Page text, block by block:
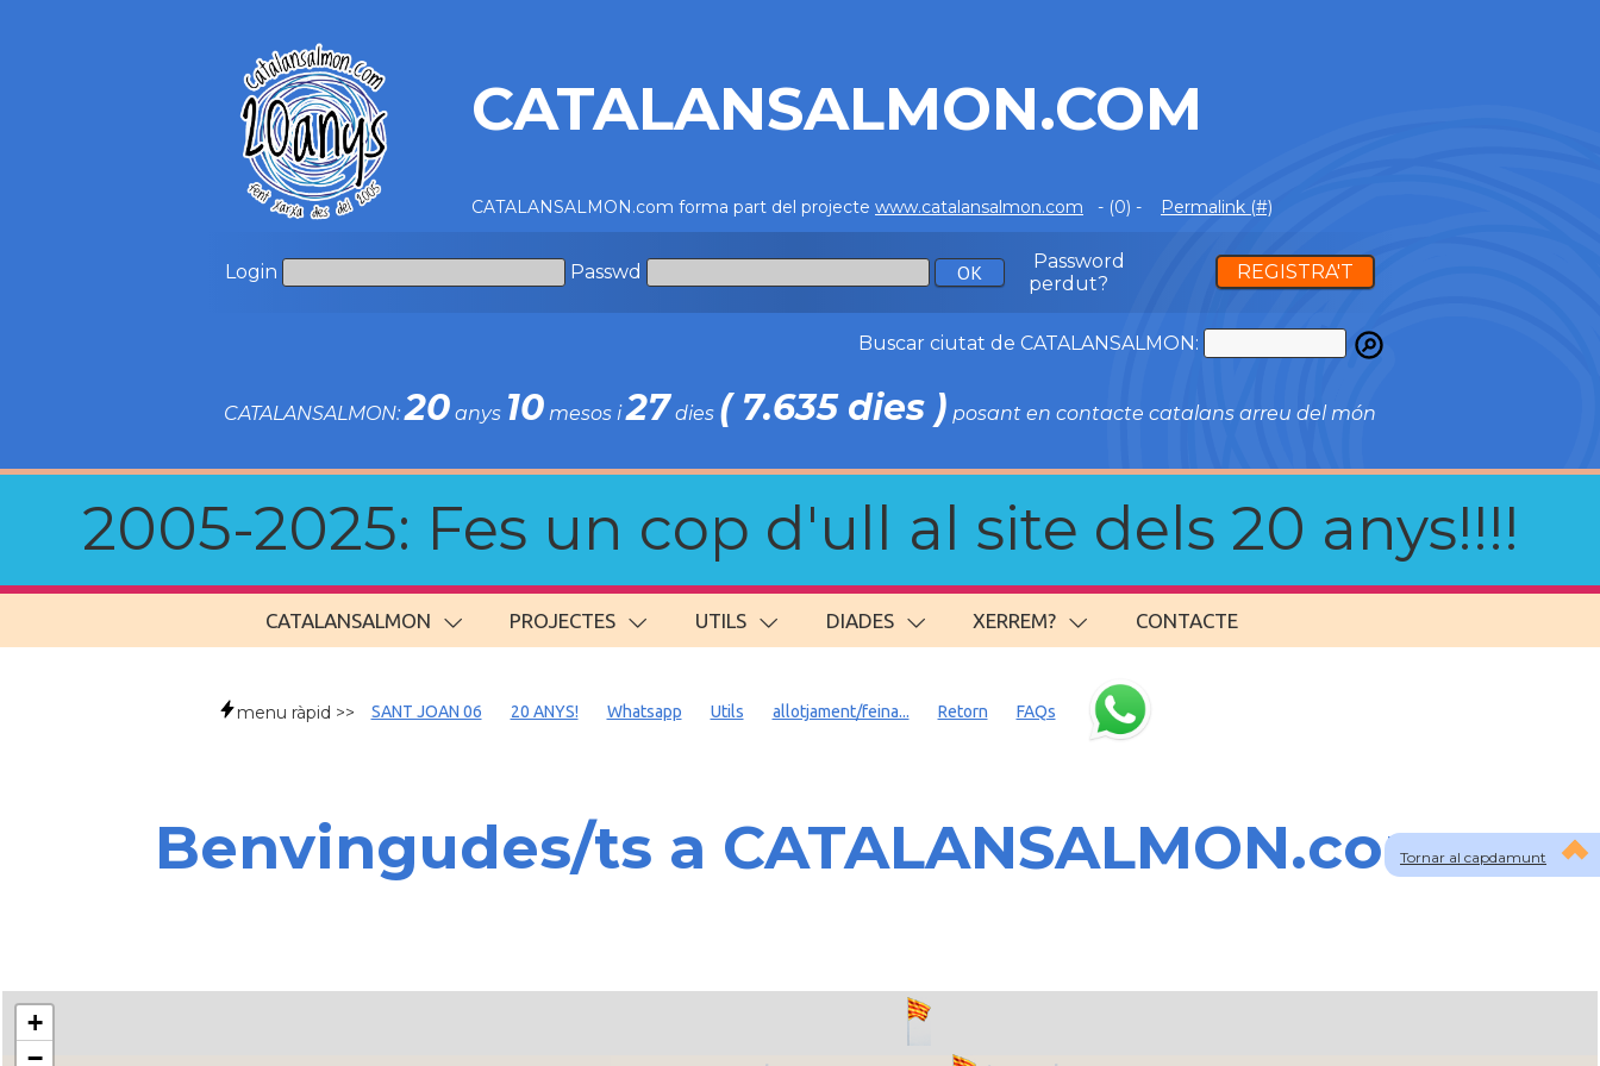
CATALANSALMON.COM
CATALANSALMON.com forma part del projecte www.catalansalmon.com - (0) - Permalink (#)
Login Passwd
Password
perdut?
REGISTRA'T
Buscar ciutat de CATALANSALMON:
CATALANSALMON:20 anys 10 mesos i27 dies ( 7.635 dies ) posant en contacte catalans arreu del món
2005-2025: Fes un cop d'ull al site dels 20 anys!!!!
CATALANSALMON PROJECTES UTILS DIADES XERREM? CONTACTE
Tornar al capdamunt
menu ràpid >> SANT JOAN 06 20 ANYS! Whatsapp Utils allotjament/feina... Retorn FAQs
Benvingudes/ts a CATALANSALMON.com
+
−